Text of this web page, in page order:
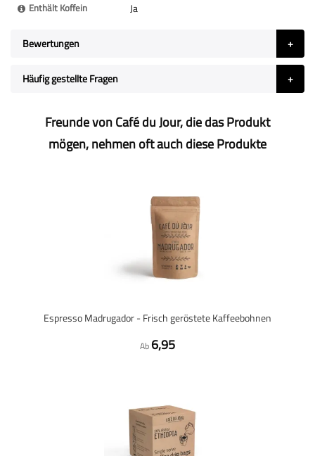
Enthält Koffein Ja
Bewertungen
Häufig gestellte Fragen
Freunde von Café du Jour, die das Produkt
mögen, nehmen oft auch diese Produkte
Espresso Madrugador - Frisch geröstete Kaffeebohnen
Ab 6,95